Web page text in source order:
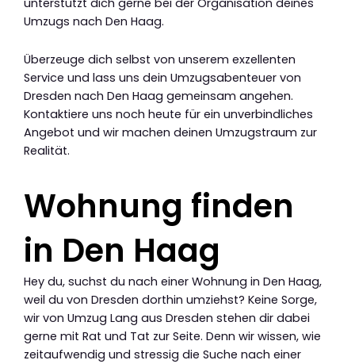
Umzugs nach Den Haag.
Überzeuge dich selbst von unserem exzellenten
Service und lass uns dein Umzugsabenteuer von
Dresden nach Den Haag gemeinsam angehen.
Kontaktiere uns noch heute für ein unverbindliches
Angebot und wir machen deinen Umzugstraum zur
Realität.
Wohnung finden
in Den Haag
Hey du, suchst du nach einer Wohnung in Den Haag,
weil du von Dresden dorthin umziehst? Keine Sorge,
wir von Umzug Lang aus Dresden stehen dir dabei
gerne mit Rat und Tat zur Seite. Denn wir wissen, wie
zeitaufwendig und stressig die Suche nach einer